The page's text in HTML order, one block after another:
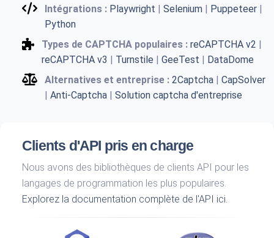
Intégrations : Playwright | Selenium | Puppeteer |
Python
Types de CAPTCHA populaires : reCAPTCHA v2 |
reCAPTCHA v3 | Turnstile | GeeTest | DataDome
Alternatives et entreprise : 2Captcha | CapSolver
| Anti-Captcha | Solution captcha d'entreprise
Clients d'API pris en charge
Nous avons des bibliothèques de clients API pour les
langages de programmation les plus populaires.
Explorez la documentation complète de l'API ici.